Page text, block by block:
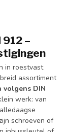
–
in roestvast
assortiment
volgens DIN
werk: van
schroeven of